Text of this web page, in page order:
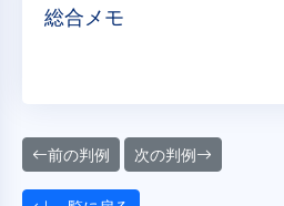
総合メモ
前の判例 次の判例